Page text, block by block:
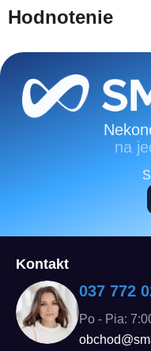
Hodnotenie
Zápätie
na
Kontakt
037 772
Po - Pia: